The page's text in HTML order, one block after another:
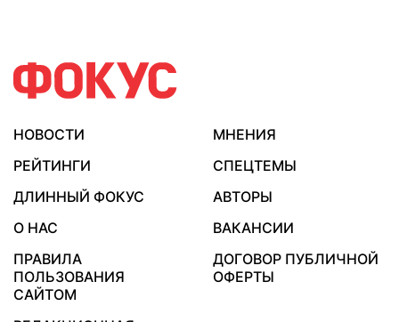
НОВОСТИ
МНЕНИЯ
РЕЙТИНГИ
СПЕЦТЕМЫ
ДЛИННЫЙ ФОКУС
АВТОРЫ
О НАС
ВАКАНСИИ
ПРАВИЛА
ПОЛЬЗОВАНИЯ
САЙТОМ
ДОГОВОР ПУБЛИЧНОЙ
ОФЕРТЫ